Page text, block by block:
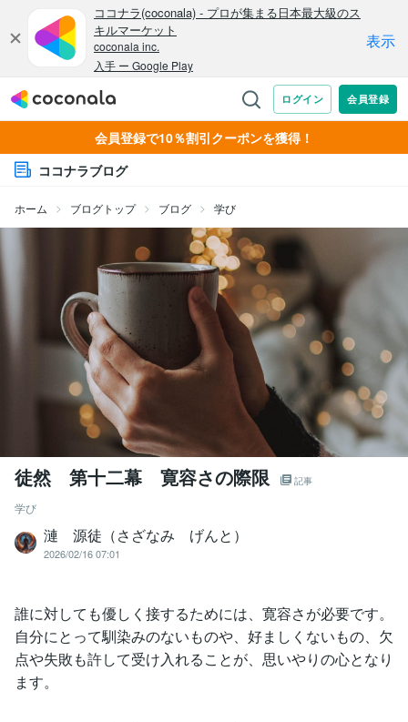
会員登録で10％割引クーポンを獲得！
ココナラブログ
ホーム ブログトップ ブログ 学び
徒然 第十二幕 寛容さの際限 記事
学び
漣 源徒（さざなみ げんと）
2026/02/16 07:01
誰に対しても優しく接するためには、寛容さが必要です。
自分にとって馴染みのないものや、好ましくないもの、欠
点や失敗も許して受け入れることが、思いやりの心となり
ます。